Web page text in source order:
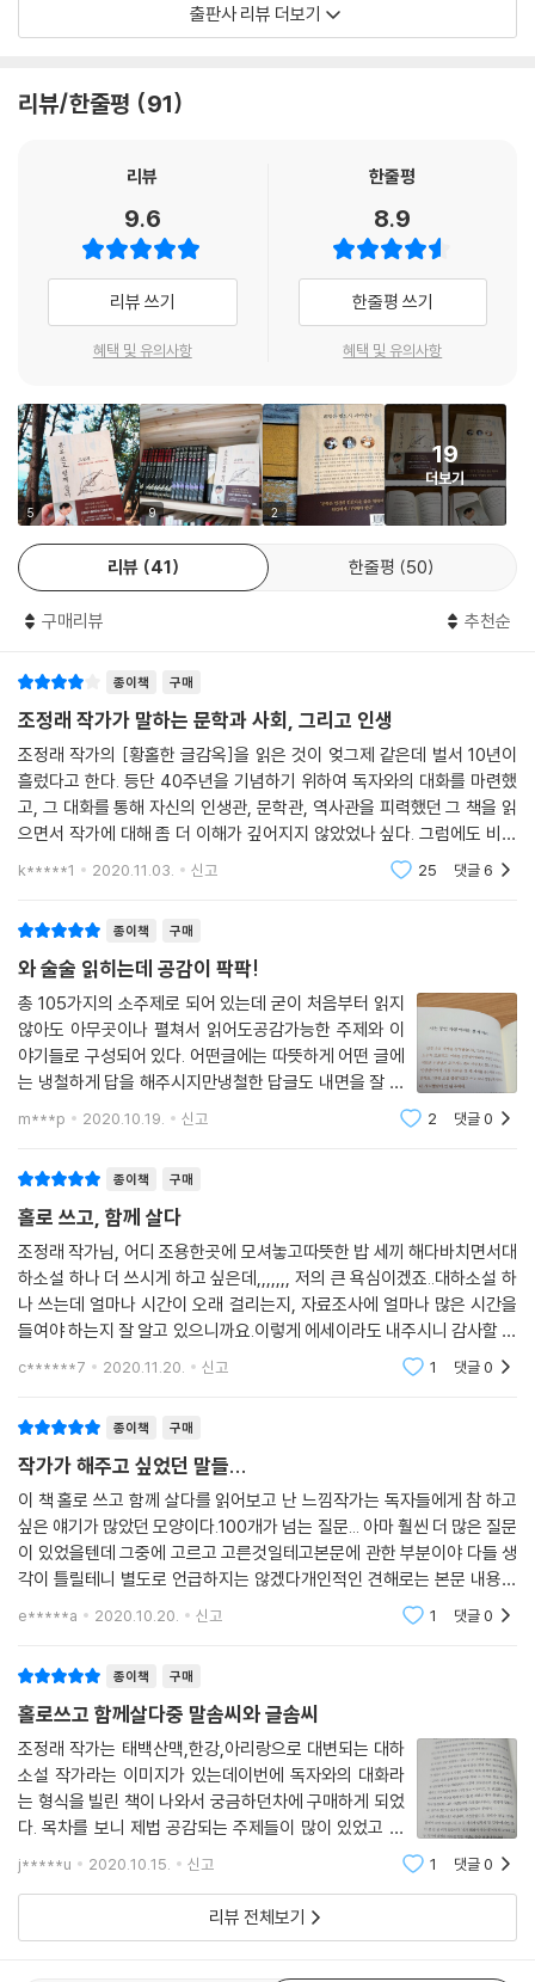
이 쓰려고 애썼고, 그다음 3~4년은 전업작가로 살기 위한 기반을 마련하
기 위하여 직접 출판사를 차려 사장 노릇부터 전국 출장을 다니는 영업부
니다.
어느 선배가 술자리에서 했다는 이 말을 전해 들으며 저는 쓰라린 마음으
로 이를 악물었습니다.
‘출판쟁이? 두고 봐라, 내가 어떤 글을 쓰는지. 내가 글을 쓰지 않으려면 아
예 이 짓을 시작하지 않았다.’
저는 고속버스에 몸을 싣고 전라도 땅으로 내려가며, 비가 퍼붓는 속에, 밤
버스를 타고 경상도 땅을 달리며, ‘두고 봐라, 두고 봐라’를 이뿌리가 저리
도록 씹어서 삼키고 또 삼켰습니다.
넘기고, 그리고 가슴 저리게 벼르고 있었던 글쓰기에 나섰습니다. 그래서
시작한 것이 『태백산맥』이었습니다. 그때 나이가 40세였던 겁니다.
--- 「늦을수록 치열하게」 중에서
Q. 직업병을 몇 번이나 앓으신 건가요?
『천년의 질문』을 두 권 반쯤 썼을 때 오른쪽 아랫배가 또 불룩 솟긴 것을 발
견하게 되었습니다. 미련하게도 그때서야 저는 ‘아차, 또 탈장!’ 하고 깨달
을 때의 기억들이 생생하게 떠올랐습니다. 허리가 똑 부러지는 것처럼 아
습니다.
‘그 고통을 어찌 또 당하지……?’ 싫고, 두렵고, 피하고 싶었습니다. 그러나
그거야말로 엎질러진 물이었습니다. 또 아랫배를 지그시 꾹꾹 누르며 정면
책꽂이를 쳐다보았습니다. 그동안 써낸 책들이 순서대로 쭉 꽂혀 있었습니
다.
‘죄송합니다. 저희들 때문에…….’
‘아니 괜찮아. 다 내가 좋아서 한 일인걸 뭐.’
저는 책들에게 고개 끄덕여주었습니다. 그 책들이 준 즐거움과 보람은 다
시 탈장 수술을 하며 당해야 하는 고통쯤 아무것도 아니게 큰 것이었습니
다. (중략)
그런데 저는 이번 책까지 하면 65권을 써냈으니 다산보다 훨씬 심하고, 더
많은 직업병들을 앓게 된 것이 아닌가 싶습니다. 저도 엉덩이 종기가 효과
좋은 현대의 연고로도 다스려지지가 않아 결국 수술을 받아야 했습니다.
그것으로부터 여러 가지 직업병들이 저를 습격해 왔습니다. 그것들 또한
기 인생의 증거이고 훈장들이니까요.
--- 「문학인생의 훈장이 되어버린 직업병」 중에서
Q. 선생님의 인생 황금기에 대한민국의 근현대사 조명에 몰입하신 이유가
궁금합니다.
‘나는 왜 하필 이렇게 슬프고 처참한 역사의 땅에 태어났을까? 그런데 왜
이 화두와 맞서서 저는 대학을 졸업할 때까지 거듭거듭 고뇌했습니다. 그
었습니다.
‘상처 많고 고통 많은 우리의 참담한 역사에 대해서 쓰자!’
그것을 피해 서거나, 그것을 외면해서는 진정한 이 땅의 작가라고 할 수 없
다는 의식의 푯대를 세웠습니다. 저는 그 길이 가장 올바른 작가의 길이라
고 생각했고, 우리의 처절한 민족사를 진실하고 생생하게 엮어내서 앞으로
다시는 그런 처참하고 불행한 역사를 되풀이하지 않도록 작은 거울 역할을
에 갇히는 작가로 한계에 부딪힌다 해도 우리 민족에게 필요한 작가가 된
다면 족하다고 생각했습니다. 그런 한편으로 ‘가장 민족적인 것이 가장 세
계적인 것이다’라고 한 누군가의 말의 의미를 되새기기도 했습니다.
--- 「내가 역사에 대해 쓰는 이유」 중에서
Q. 대하소설을 쓰시기 전에 기획단계 기간은 얼마나 걸리시는지요?
초등학교 6학년 사회생활 시간에 일제식민지시대를 배우게 되었습니다.
짧게 요약된 교과서에는 우리가 비참하게 당한 이야기들만 가득했습니다.
저는 참다못해 손을 번쩍 들었습니다.
에게 선물이 되기를 바라는 작가의 마음이 진하게 담겨 있다. 『황홀한 글감
신념이 더 구체적이고 종합적인 완결판으로 정리되었다.
로 나뉘어 있다. 1부에는 문학의 존재 이유와 인생의 의미 등 치열한 작가
맥』『아리랑』 『한강』의 탄생 과정과 집필 배경을 생생히 이해하고 남다른
취재 및 창작 방법 등을 구체적으로 얻어갈 수 있다. 3부에서는 한반도의
역사·외교 문제부터 불평등과 폭력 등 현재 한국의 문제, 인공지능 시대를
바라보는 시선까지 각종 사회문제에 대한 작가의 폭넓은 통찰을 전한다.
소탈하면서도 준엄하며, 직설적이면서 세심한 응답과 재치 있는 입담이 돋
마트폰에 밀려 설 자리를 잃어가는 책과 독서 문화에 허탈함과 쓸쓸함을
느끼지만, 작가는 절망하고 포기하지 않는다. 대신 초심을 지켜나가며 앞
으로 20년간 스마트폰보다 더 재미있는 이야기를 써내기 위해 결기를 다
지는 모습에서 ‘50년째 베스트셀러 작가’의 남다른 면모를 엿볼 수 있다.
또한 힘이 들 때마다 되새기는 문청 시절의 고뇌와 다짐, 사인회에서 들은
한마디까지 다 간직해두고 창작의지를 다지는 독자들과의 추억 역시 오늘
의 작가 조정래를 있게 한 밑거름이다.
이유”, “어디까지가 사실이고 허구인가?” 등 문학과 집필에 관해 질문하
“제2의 인생을 산다면?” 등과 같은 인생에 대한 궁금증을 묻기도 했다. 또
한 “국제 관계를 푸는 열쇠”와 “저출산 문제와 한국 교육의 미래”, “스포
츠계 폭력 사태에 대한 해결책”과 같이 사회 문제를 진지하게 고민하는 질
문도 있다. 다양한 독자들의 질문 의도를 헤아리며 성심성의껏 답변한 작
가는 열혈 문학청년에서 한국의 대작가가 되기까지 겪어온 시행착오와 깨
달은 바를 스스럼없이 고백하는 한편 개개인의 인생과도 직결된 사회문제
의 중요성을 역설하며 묵직한 메시지를 던진다.
은 작가 평생의 화두가 되었고, “인간의 인간다운 삶을 위하여 인간에게 기
여하는 문학”은 작가 평생의 목표가 되었다. 작가는 문학도 인생도 오로지
혼자서 일구어나가야 하는 척박한 길이었지만 그 목적지는 모두가 함께 행
복하고 평화로운 삶이었기에 무엇보다도 값지고 의미 있는 길이었다고 회
상한다.
진정한 대화와 소통이 필요한 시대, 오직 사람을 위하는 소설 쓰기에 일생
을 바쳐온 문학 스승이자 인생 대선배의 직접 체험에서 우러나온 이야기들
줄 것이다.
출판사 리뷰 더보기
리뷰/한줄평 91
리뷰
9.6
리뷰 쓰기
혜택 및 유의사항
한줄평
8.9
한줄평 쓰기
혜택 및 유의사항
5 9 2
19
더보기
리뷰 41 한줄평 50
구매리뷰 추천순
종이책 구매
조정래 작가가 말하는 문학과 사회, 그리고 인생
조정래 작가의 [황홀한 글감옥]을 읽은 것이 엊그제 같은데 벌서 10년이
흘렀다고 한다. 등단 40주년을 기념하기 위하여 독자와의 대화를 마련했
고, 그 대화를 통해 자신의 인생관, 문학관, 역사관을 피력했던 그 책을 읽
으면서 작가에 대해 좀 더 이해가 깊어지지 않았었나 싶다. 그럼에도 비록
등단 50주년을 기념하기 위한 것이라지만 10년 전과 마찬가지로 독자와
k*****1 2020.11.03. 신고 25 댓글6
종이책 구매
와 술술 읽히는데 공감이 팍팍!
총 105가지의 소주제로 되어 있는데 굳이 처음부터 읽지
않아도 아무곳이나 펼쳐서 읽어도공감가능한 주제와 이
야기들로 구성되어 있다. 어떤글에는 따뜻하게 어떤 글에
는 냉철하게 답을 해주시지만냉철한 답글도 내면을 잘 보
면 따뜻함이 느껴진다.등단 50주년이면 최소한 70은 되
셨을텐데 이 나이까지 왕성하게 집필을 하신다니 참으로
m***p 2020.10.19. 신고 2 댓글0
종이책 구매
홀로 쓰고, 함께 살다
조정래 작가님, 어디 조용한곳에 모셔놓고따뜻한 밥 세끼 해다바치면서대
하소설 하나 더 쓰시게 하고 싶은데,,,,,,, 저의 큰 욕심이겠죠..대하소설 하
나 쓰는데 얼마나 시간이 오래 걸리는지, 자료조사에 얼마나 많은 시간을
들여야 하는지 잘 알고 있으니까요.이렇게 에세이라도 내주시니 감사할 따
름입니다.작가님 글을 오래오래 읽고 싶은데..작가님 제발 만수무강하셔야
c******7 2020.11.20. 신고 1 댓글0
종이책 구매
작가가 해주고 싶었던 말들...
이 책 홀로 쓰고 함께 살다를 읽어보고 난 느낌작가는 독자들에게 참 하고
싶은 얘기가 많았던 모양이다.100개가 넘는 질문... 아마 훨씬 더 많은 질문
이 있었을텐데 그중에 고르고 고른것일테고본문에 관한 부분이야 다들 생
각이 틀릴테니 별도로 언급하지는 않겠다개인적인 견해로는 본문 내용에
공감하는 부분 80% 공감 안되는 부분 20% 정도로 볼 수 있겠다.책은 읽어
e*****a 2020.10.20. 신고 1 댓글0
종이책 구매
홀로쓰고 함께살다중 말솜씨와 글솜씨
조정래 작가는 태백산맥,한강,아리랑으로 대변되는 대하
소설 작가라는 이미지가 있는데이번에 독자와의 대화라
는 형식을 빌린 책이 나와서 궁금하던차에 구매하게 되었
다. 목차를 보니 제법 공감되는 주제들이 많이 있었고 그
중 특이했던 말솜씨와 글솜씨라는 주제가 궁금해져서 읽
게 되었다. 사실 말 잘하는 사람은 글을 못쓰고 글 잘 쓰는
사람은 말을 못하는 경우가 꽤 많다.물론 둘
j*****u 2020.10.15. 신고 1 댓글0
리뷰 전체보기